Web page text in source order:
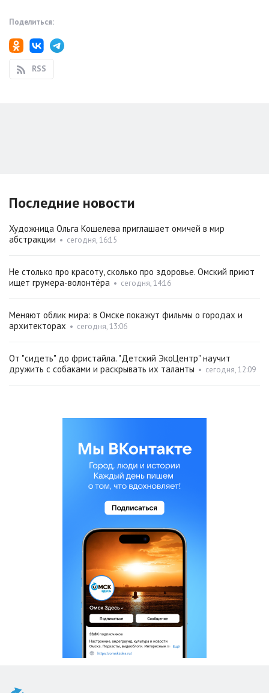
Поделиться:
RSS
Последние новости
Художница Ольга Кошелева приглашает омичей в мир
абстракции • сегодня, 16:15
Не столько про красоту, сколько про здоровье. Омский приют
ищет грумера-волонтёра • сегодня, 14:16
Меняют облик мира: в Омске покажут фильмы о городах и
архитекторах • сегодня, 13:06
От "сидеть" до фристайла. "Детский ЭкоЦентр" научит
дружить с собаками и раскрывать их таланты • сегодня, 12:09